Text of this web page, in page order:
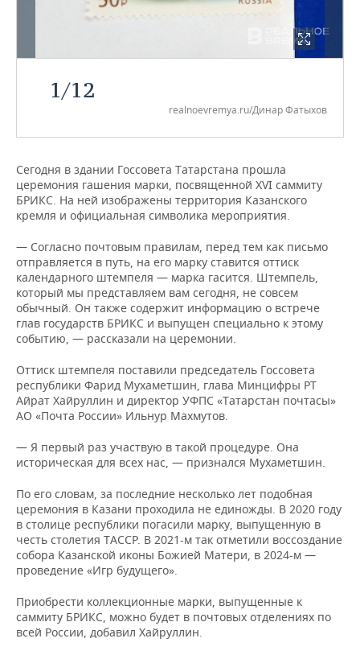
НЕФТЕХИМИЯ
УСЛУГИ
МЕДИА
ТЕЛЕКОММУНИКАЦИИ
ВЫЕЗДНАЯ РЕДАКЦИЯ
БИЗНЕС-БРАНЧИ
ONLINE-КОНФЕРЕНЦИИ
ОТКРЫТАЯ ЛЕКЦИЯ
НОВОСТИ СПОРТА
ФУТБОЛ
ХОККЕЙ
БАСКЕТБОЛ
ВОЛЕЙБОЛ
КИБЕРСПОРТ
ФИГУРНОЕ КАТАНИЕ
ВОДНЫЕ ВИДЫ СПОРТА
ХОККЕЙ С МЯЧОМ
ОБЩЕСТВО
НОВОСТИ ОБЩЕСТВА
ВЛАСТЬ
ИНФРАСТРУКТУРА
ИСТОРИЯ
КУЛЬТУРА
МЕДИЦИНА
ОБРАЗОВАНИЕ
ПРОИСШЕСТВИЯ
ФОТОГАЛЕРЕЯ
СЮЖЕТЫ
СПРАВОЧНИК
СПИСОК ПЕРСОН
СПИСОК КОМПАНИЙ
ПОЛНАЯ ВЕРСИЯ
1/12
realnoevremya.ru/Динар Фатыхов
Сегодня в здании Госсовета Татарстана прошла
церемония гашения марки, посвященной XVI саммиту
БРИКС. На ней изображены территория Казанского
кремля и официальная символика мероприятия.
— Согласно почтовым правилам, перед тем как письмо
отправляется в путь, на его марку ставится оттиск
календарного штемпеля — марка гасится. Штемпель,
который мы представляем вам сегодня, не совсем
обычный. Он также содержит информацию о встрече
глав государств БРИКС и выпущен специально к этому
событию, — рассказали на церемонии.
Оттиск штемпеля поставили председатель Госсовета
республики Фарид Мухаметшин, глава Минцифры РТ
Айрат Хайруллин и директор УФПС «Татарстан почтасы»
АО «Почта России» Ильнур Махмутов.
— Я первый раз участвую в такой процедуре. Она
историческая для всех нас, — признался Мухаметшин.
По его словам, за последние несколько лет подобная
церемония в Казани проходила не единожды. В 2020 году
в столице республики погасили марку, выпущенную в
честь столетия ТАССР. В 2021-м так отметили воссоздание
собора Казанской иконы Божией Матери, в 2024-м —
проведение «Игр будущего».
Приобрести коллекционные марки, выпущенные к
саммиту БРИКС, можно будет в почтовых отделениях по
всей России, добавил Хайруллин.